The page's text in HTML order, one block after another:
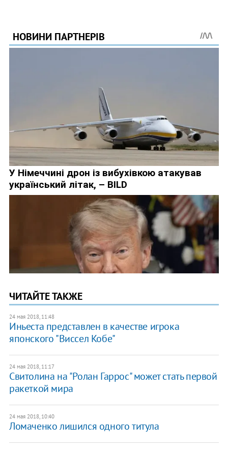
ЧИТАЙТЕ ТАКЖЕ
24 мая 2018, 11:48
Иньеста представлен в качестве игрока
японского "Виссел Кобе"
24 мая 2018, 11:17
Свитолина на "Ролан Гаррос" может стать первой
ракеткой мира
24 мая 2018, 10:40
Ломаченко лишился одного титула